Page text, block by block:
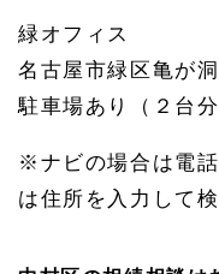
緑オフィス
名古屋市緑区亀が
駐車場あり（２台分
※ナビの場合は電
は住所を入力して